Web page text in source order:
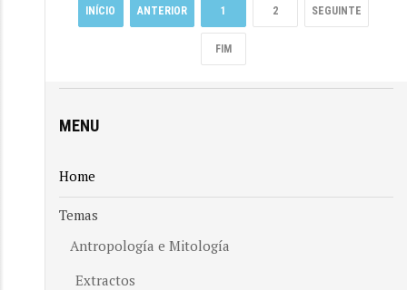
INÍCIO ANTERIOR 1 2 SEGUINTE
FIM
MENU
Home
Temas
Antropología e Mitología
Extractos